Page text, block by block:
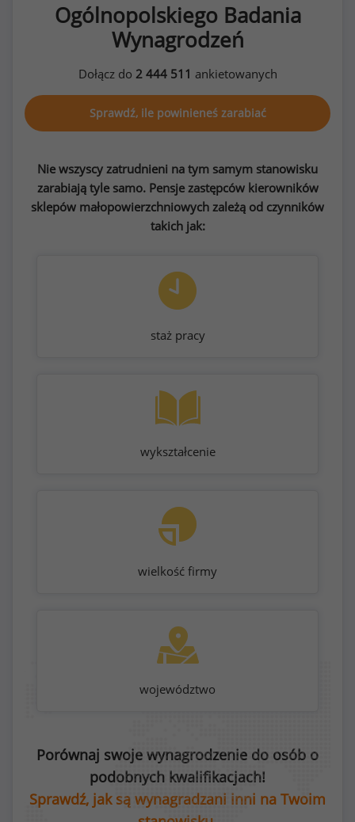
Ogólnopolskiego Badania
Wynagrodzeń
Dołącz do 2 444 511 ankietowanych
Sprawdź, ile powinieneś zarabiać
Nie wszyscy zatrudnieni na tym samym stanowisku
zarabiają tyle samo. Pensje zastępców kierowników
sklepów małopowierzchniowych zależą od czynników
takich jak:
staż pracy
wykształcenie
wielkość firmy
województwo
Porównaj swoje wynagrodzenie do osób o
podobnych kwalifikacjach!
Sprawdź, jak są wynagradzani inni na Twoim